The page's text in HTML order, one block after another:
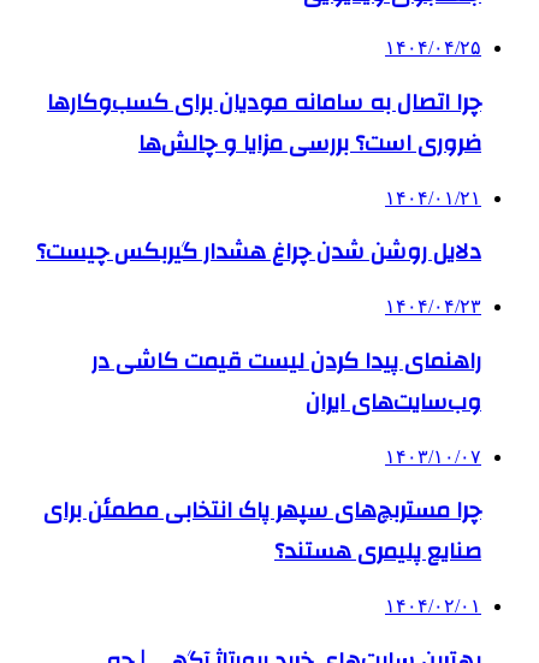
۱۴۰۴/۰۴/۲۵
چرا اتصال به سامانه مودیان برای کسب‌وکارها
ضروری است؟ بررسی مزایا و چالش‌ها
۱۴۰۴/۰۱/۲۱
دلایل روشن شدن چراغ هشدار گیربکس چیست؟
۱۴۰۴/۰۴/۲۳
راهنمای پیدا کردن لیست قیمت کاشی در
وب‌سایت‌های ایران
۱۴۰۳/۱۰/۰۷
چرا مستربچ‌های سپهر پاک انتخابی مطمئن برای
صنایع پلیمری هستند؟
۱۴۰۴/۰۲/۰۱